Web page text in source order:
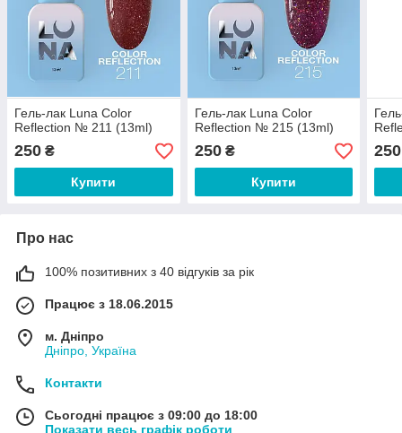
Гель-лак Luna Color
Reflection № 211 (13ml)
250 ₴
Купити
Гель-лак Luna Color
Reflection № 215 (13ml)
250₴
Купити
250
Про нас
100% позитивних з 40 відгуків за рік
Працює з 18.06.2015
м. Дніпро
Дніпро, Україна
Контакти
Сьогодні працює з 09:00 до 18:00
Показати весь графік роботи